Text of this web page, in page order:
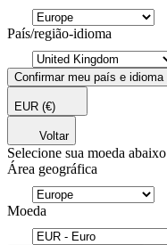
País/região-idioma
Confirmar meu país e idioma
EUR (€)
Voltar
Selecione sua moeda abaixo
Área geográfica
Moeda